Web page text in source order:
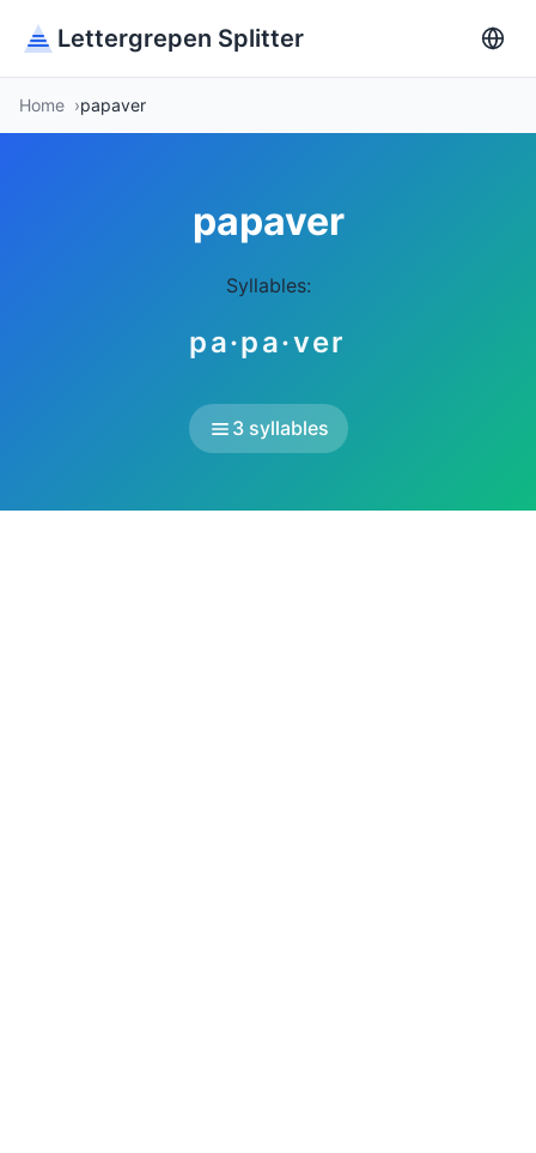
Lettergrepen Splitter
Home papaver
papaver
Syllables:
pa·pa·ver
3 syllables